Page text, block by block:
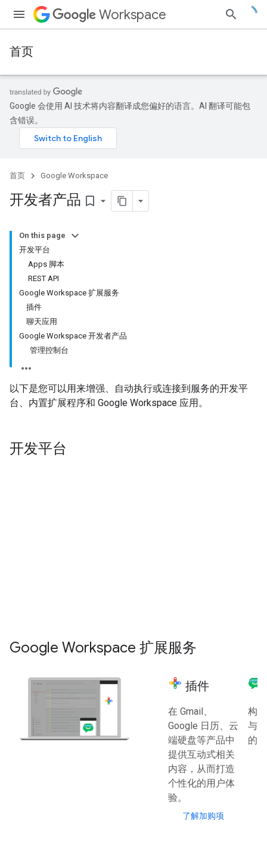
Workspace
首页
Google 会使用 AI 技术将内容翻译成您偏好的语言。AI 翻译可能包
含错误。
首页 Google Workspace
开发者产品 bookmark_border
On this page
开发平台
Apps 脚本
REST API
Google Workspace 扩展服务
插件
聊天应用
Google Workspace 开发者产品
管理控制台
以下是您可以用来增强、自动执行或连接到服务的开发平
台、内置扩展程序和 Google Workspace 应用。
开发平台
Google Workspace 扩展服务
插件
在 Gmail、
Google 日历、云
端硬盘等产品中
提供互动式相关
内容，从而打造
个性化的用户体
验。
了解加购项
构
与
的